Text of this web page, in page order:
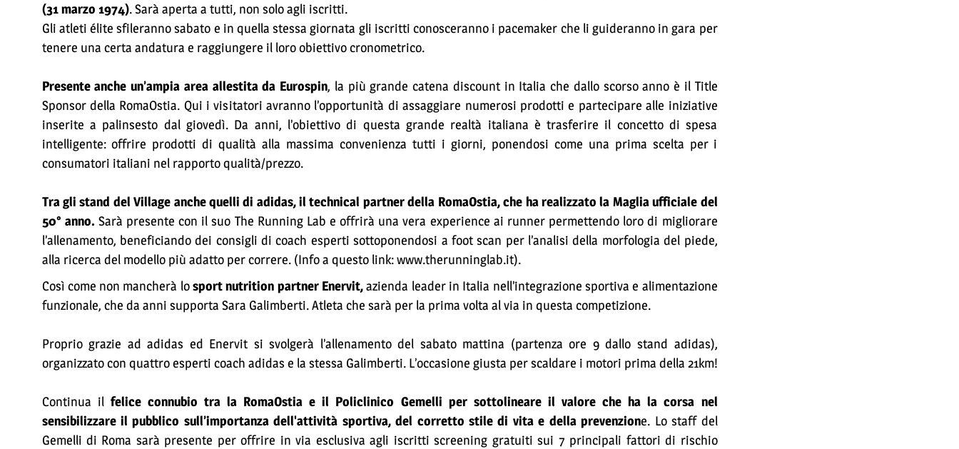
(31 marzo 1974). Sarà aperta a tutti, non solo agli iscritti.
Gli atleti élite sfileranno sabato e in quella stessa giornata gli iscritti conosceranno i pacemaker che li guideranno in gara per
tenere una certa andatura e raggiungere il loro obiettivo cronometrico.
Presente anche un’ampia area allestita da Eurospin, la più grande catena discount in Italia che dallo scorso anno è il Title
Sponsor della RomaOstia. Qui i visitatori avranno l’opportunità di assaggiare numerosi prodotti e partecipare alle iniziative
inserite a palinsesto dal giovedì. Da anni, l’obiettivo di questa grande realtà italiana è trasferire il concetto di spesa
intelligente: offrire prodotti di qualità alla massima convenienza tutti i giorni, ponendosi come una prima scelta per i
consumatori italiani nel rapporto qualità/prezzo.
Tra gli stand del Village anche quelli di adidas, il technical partner della RomaOstia, che ha realizzato la Maglia ufficiale del
50° anno. Sarà presente con il suo The Running Lab e offrirà una vera experience ai runner permettendo loro di migliorare
l’allenamento, beneficiando dei consigli di coach esperti sottoponendosi a foot scan per l’analisi della morfologia del piede,
alla ricerca del modello più adatto per correre. (Info a questo link: www.therunninglab.it).
Così come non mancherà losport nutrition partner Enervit,azienda leader in Italia nell’integrazione sportiva e alimentazione
funzionale, che da anni supporta Sara Galimberti. Atleta che sarà per la prima volta al via in questa competizione.
Proprio grazie ad adidas ed Enervit si svolgerà l’allenamento del sabato mattina (partenza ore 9 dallo stand adidas),
organizzato con quattro esperti coach adidas e la stessa Galimberti. L’occasione giusta per scaldare i motori prima della 21km!
Continua il felice connubio tra la RomaOstia e il Policlinico Gemelli per sottolineare il valore che ha la corsa nel
sensibilizzare il pubblico sull’importanza dell'attività sportiva, del corretto stile di vita e della prevenzione. Lo staff del
Gemelli di Roma sarà presente per offrire in via esclusiva agli iscritti screening gratuiti sui 7 principali fattori di rischio